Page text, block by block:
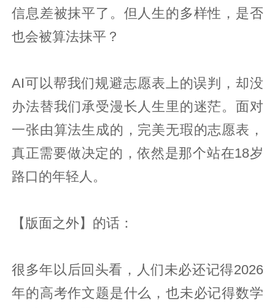
信息差被抹平了。但人生的多样性，是否
也会被算法抹平？
AI可以帮我们规避志愿表上的误判，却没
办法替我们承受漫长人生里的迷茫。面对
一张由算法生成的，完美无瑕的志愿表，
真正需要做决定的，依然是那个站在18岁
路口的年轻人。
【版面之外】的话：
很多年以后回头看，人们未必还记得2026
年的高考作文题是什么，也未必记得数学